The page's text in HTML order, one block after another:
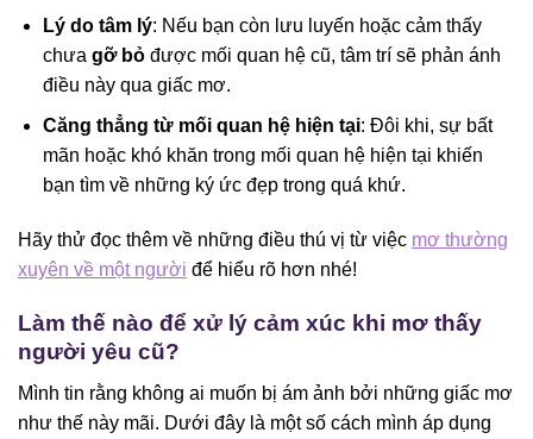
Lý do tâm lý: Nếu bạn còn lưu luyến hoặc cảm thấy
chưa gỡ bỏđược mối quan hệ cũ, tâm trí sẽ phản ánh
điều này qua giấc mơ.
Căng thẳng từ mối quan hệ hiện tại: Đôi khi, sự bất
mãn hoặc khó khăn trong mối quan hệ hiện tại khiến
bạn tìm về những ký ức đẹp trong quá khứ.
Hãy thử đọc thêm về những điều thú vị từ việc mơ thường
xuyên về một người để hiểu rõ hơn nhé!
Làm thế nào để xử lý cảm xúc khi mơ thấy
người yêu cũ?
Mình tin rằng không ai muốn bị ám ảnh bởi những giấc mơ
như thế này mãi. Dưới đây là một số cách mình áp dụng